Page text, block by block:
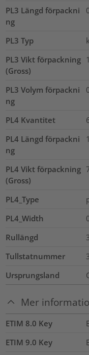
PL3 Längd förpackni
ng
PL3 Typ
PL3 Vikt förpackning
(Gross)
PL3 Volym förpackni
ng
PL4 Kvantitet
PL4 Längd förpackni
ng
PL4 Vikt förpackning
(Gross)
PL4_Type
PL4_Width
Rullängd
Tullstatnummer
Ursprungsland
Mer
ETIM 8.0 Key
ETIM 9.0 Key